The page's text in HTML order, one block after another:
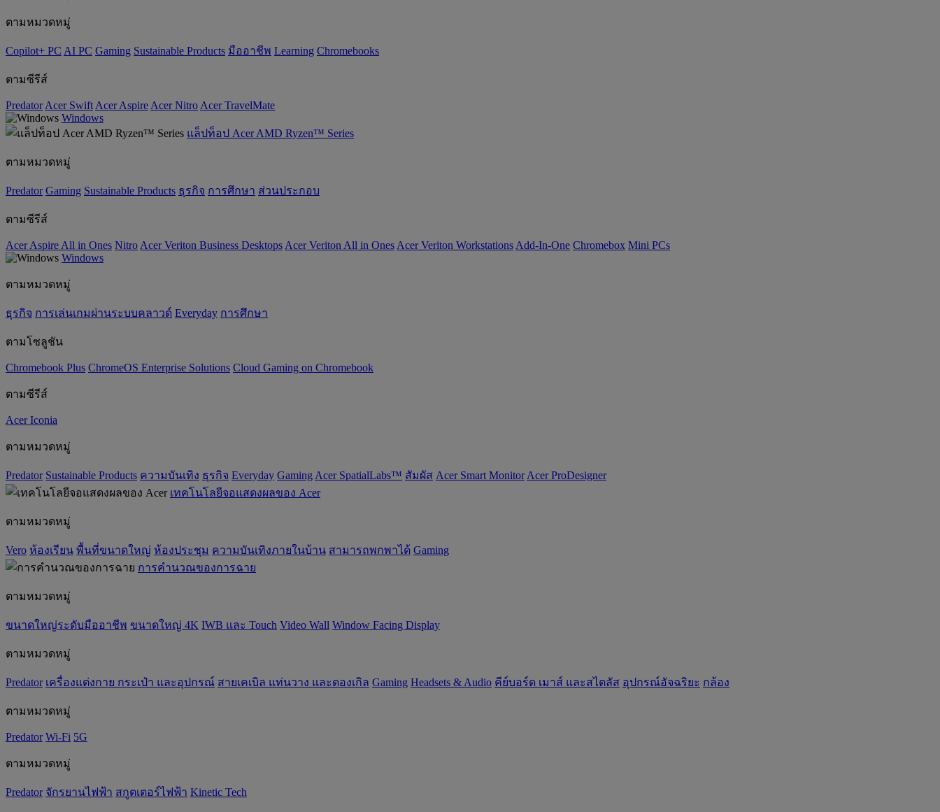
ตามหมวดหมู่
Copilot+ PC AI PC Gaming ‌Sustainable Products มืออาชีพ ‌Learning Chromebooks
ตามซีรีส์
Predator Acer Swift Acer Aspire Acer Nitro Acer TravelMate
Windows
แล็ปท็อป Acer AMD Ryzen™ Series
ตามหมวดหมู่
Predator Gaming ‌Sustainable Products ธุรกิจ การศึกษา ส่วนประกอบ
ตามซีรีส์
Acer Aspire All in Ones Nitro Acer Veriton Business Desktops Acer Veriton All in Ones Acer Veriton Workstations Add-In-One Chromebox Mini PCs
Windows
ตามหมวดหมู่
ธุรกิจ การเล่นเกมผ่านระบบคลาวด์ Everyday การศึกษา
ตามโซลูชัน
Chromebook Plus ChromeOS Enterprise Solutions Cloud Gaming on Chromebook
ตามซีรีส์
Acer Iconia
ตามหมวดหมู่
Predator ‌Sustainable Products ความบันเทิง ธุรกิจ Everyday Gaming Acer SpatialLabs™ สัมผัส Acer Smart Monitor Acer ProDesigner
เทคโนโลยีจอแสดงผลของ Acer
ตามหมวดหมู่
Vero ห้องเรียน พื้นที่ขนาดใหญ่ ห้องประชุม ความบันเทิงภายในบ้าน สามารถพกพาได้ Gaming
การคำนวณของการฉาย
ตามหมวดหมู่
ขนาดใหญ่ระดับมืออาชีพ ขนาดใหญ่ 4K IWB และ Touch Video Wall Window Facing Display
ตามหมวดหมู่
Predator เครื่องแต่งกาย กระเป๋า และอุปกรณ์ สายเคเบิล แท่นวาง และดองเกิล Gaming ‌Headsets & Audio คีย์บอร์ด เมาส์ และสไตลัส อุปกรณ์อัจฉริยะ กล้อง
ตามหมวดหมู่
Predator Wi-Fi 5G
ตามหมวดหมู่
Predator จักรยานไฟฟ้า สกูตเตอร์ไฟฟ้า Kinetic Tech